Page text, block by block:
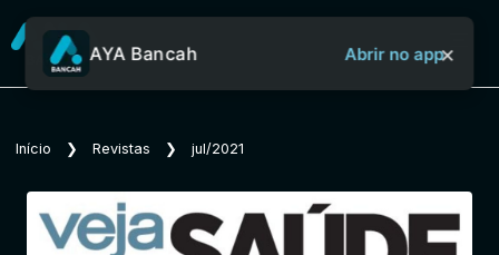
Sobre o Aya Bancah
AYA Bancah Abrir no app×
Início ❯ Revistas ❯ jul/2021